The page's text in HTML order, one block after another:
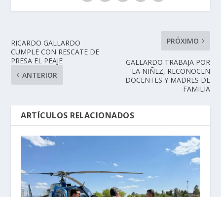
RICARDO GALLARDO
CUMPLE CON RESCATE DE
PRESA EL PEAJE
ANTERIOR
PRÓXIMO
GALLARDO TRABAJA POR
LA NIÑEZ, RECONOCEN
DOCENTES Y MADRES DE
FAMILIA
ARTÍCULOS RELACIONADOS